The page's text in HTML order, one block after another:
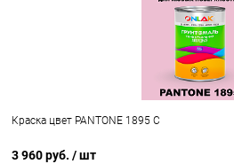
Краска цвет PANTONE 1895 C
3 960 руб. / шт